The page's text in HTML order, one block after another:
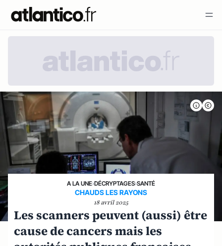
A LA UNE›DÉCRYPTAGES›SANTÉ
CHAUDS LES RAYONS
18 avril 2025
Les scanners peuvent (aussi) être
cause de cancers mais les